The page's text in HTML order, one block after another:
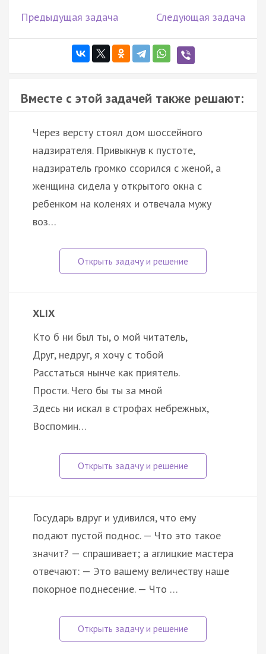
Предыдущая задача Следующая задача
Вместе с этой задачей также решают:
Через версту стоял дом шоссейного
надзирателя. Привыкнув к пустоте,
надзиратель громко ссорился с женой, а
женщина сидела у открытого окна с
ребенком на коленях и отвечала мужу
воз…
XLIX
Кто б ни был ты, о мой читатель,
Друг, недруг, я хочу с тобой
Расстаться нынче как приятель.
Прости. Чего бы ты за мной
Здесь ни искал в строфах небрежных,
Воспомин…
Государь вдруг и удивился, что ему
подают пустой поднос. — Что это такое
значит? — спрашивает; а аглицкие мастера
отвечают: — Это вашему величеству наше
покорное поднесение. — Что …